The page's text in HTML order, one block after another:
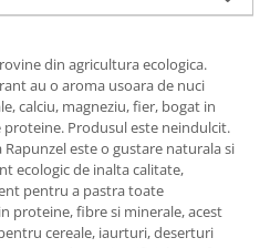
din agricultura ecologica.
au o aroma usoara de nuci
calciu, magneziu, fier, bogat in
Produsul este neindulcit.
este o gustare naturala si
ecologic de inalta calitate,
pentru a pastra toate
proteine, fibre si minerale, acest
cereale, iaurturi, deserturi